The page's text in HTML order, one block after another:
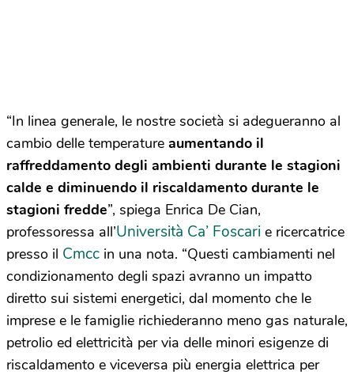
“In linea generale, le nostre società si adegueranno al
cambio delle temperature aumentando il
raffreddamento degli ambienti durante le stagioni
calde e diminuendo il riscaldamento durante le
stagioni fredde”, spiega Enrica De Cian,
professoressa all’Università Ca’ Foscari e ricercatrice
presso il Cmcc in una nota. “Questi cambiamenti nel
condizionamento degli spazi avranno un impatto
diretto sui sistemi energetici, dal momento che le
imprese e le famiglie richiederanno meno gas naturale,
petrolio ed elettricità per via delle minori esigenze di
riscaldamento e viceversa più energia elettrica per